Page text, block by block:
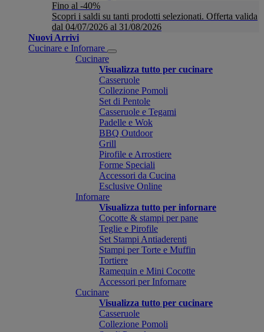
Fino al -40%
Scopri i saldi su tanti prodotti selezionati. Offerta valida
dal 04/07/2026 al 31/08/2026
Nuovi Arrivi
Cucinare e Infornare
Cucinare
Visualizza tutto per cucinare
Casseruole
Collezione Pomoli
Set di Pentole
Casseruole e Tegami
Padelle e Wok
BBQ Outdoor
Grill
Pirofile e Arrostiere
Forme Speciali
Accessori da Cucina
Esclusive Online
Infornare
Visualizza tutto per infornare
Cocotte & stampi per pane
Teglie e Pirofile
Set Stampi Antiaderenti
Stampi per Torte e Muffin
Tortiere
Ramequin e Mini Cocotte
Accessori per Infornare
Cucinare
Visualizza tutto per cucinare
Casseruole
Collezione Pomoli